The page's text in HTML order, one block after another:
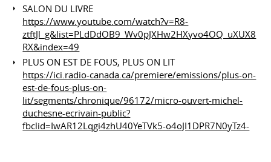
SALON DU LIVRE
https://www.youtube.com/watch?v=R8-
ztftJl_g&list=PLdDdOB9_Wv0pJXHw2HXyvo4OQ_uXUX8
RX&index=49
PLUS ON EST DE FOUS, PLUS ON LIT
https://ici.radio-canada.ca/premiere/emissions/plus-on-
est-de-fous-plus-on-
lit/segments/chronique/96172/micro-ouvert-michel-
duchesne-ecrivain-public?
fbclid=IwAR12Lqgi4zhU40YeTVk5-o4oJI1DPR7N0yTz4-